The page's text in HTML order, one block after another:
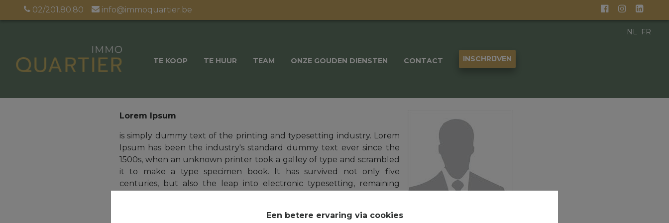
Een betere ervaring via cookies
02/201.80.80 info@immoquartier.be
TE KOOP TE HUUR TEAM ONZE GOUDEN DIENSTEN CONTACT INSCHRIJVEN
NL FR
Lorem Ipsum
is simply dummy text of the printing and typesetting industry. Lorem
Ipsum has been the industry's standard dummy text ever since the
1500s, when an unknown printer took a galley of type and scrambled
it to make a type specimen book. It has survived not only five
centuries, but also the leap into electronic typesetting, remaining
more recently with desktop publishing software like Aldus